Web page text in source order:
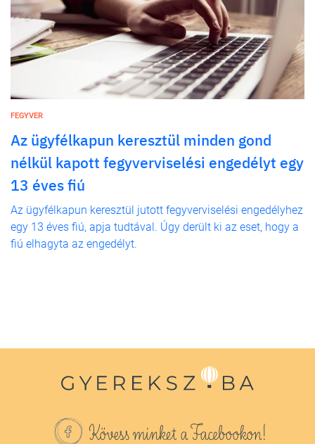
FEGYVER
Az ügyfélkapun keresztül minden gond
nélkül kapott fegyverviselési engedélyt egy
13 éves fiú
Az ügyfélkapun keresztül jutott fegyverviselési engedélyhez
egy 13 éves fiú, apja tudtával. Úgy derült ki az eset, hogy a
fiú elhagyta az engedélyt.
Kövess minket a Facebookon!